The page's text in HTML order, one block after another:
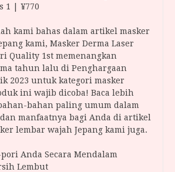
1 | ¥770
kami bahas dalam artikel masker
kami, Masker Derma Laser
Quality 1st memenangkan
tahun lalu di Penghargaan
2023 untuk kategori masker
ini wajib dicoba! Baca lebih
bahan paling umum dalam
manfaatnya bagi Anda di artikel
lembar wajah Jepang kami juga.
Anda Secara Mendalam
Lembut